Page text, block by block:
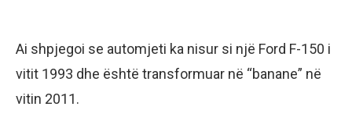
Ai shpjegoi se automjeti ka nisur si një Ford F-150 i
vitit 1993 dhe është transformuar në “banane” në
vitin 2011.